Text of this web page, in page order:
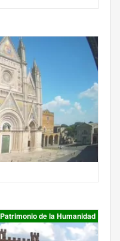
Patrimonio de la Humanidad